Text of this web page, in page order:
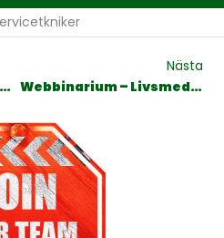
Planera inför sommarsemestern!
Nästa
Webbinarium – Livsmedelsindustrin